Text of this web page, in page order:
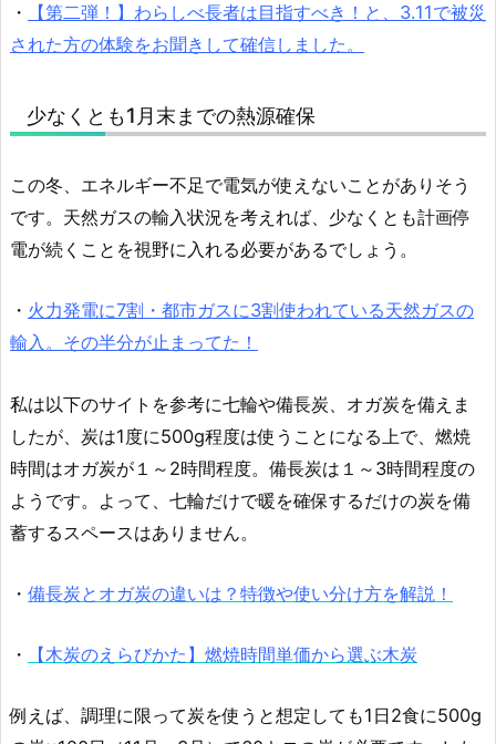
・
【第二弾！】わらしべ長者は目指すべき！と、3.11で被災
された方の体験をお聞きして確信しました。
少なくとも1月末までの熱源確保
この冬、エネルギー不足で電気が使えないことがありそう
です。天然ガスの輸入状況を考えれば、少なくとも計画停
電が続くことを視野に入れる必要があるでしょう。
・ 火力発電に7割・都市ガスに3割使われている天然ガスの
輸入。その半分が止まってた！
私は以下のサイトを参考に七輪や備長炭、オガ炭を備えま
したが、炭は1度に500g程度は使うことになる上で、燃焼
時間はオガ炭が１～2時間程度。備長炭は１～3時間程度の
ようです。よって、七輪だけで暖を確保するだけの炭を備
蓄するスペースはありません。
・ 備長炭とオガ炭の違いは？特徴や使い分け方を解説！
・ 【木炭のえらびかた】燃焼時間単価から選ぶ木炭
例えば、調理に限って炭を使うと想定しても1日2食に500g